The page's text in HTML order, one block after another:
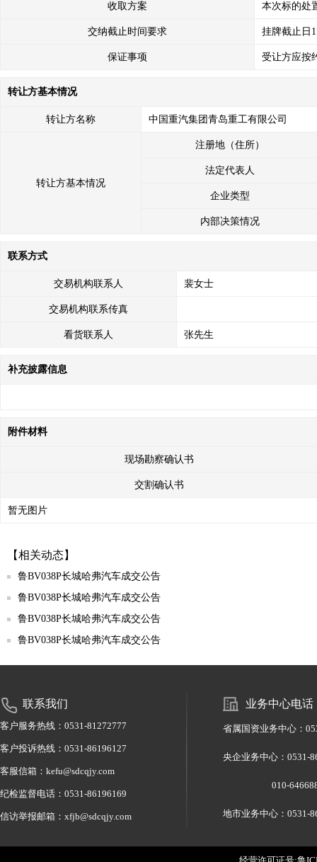
收取方案 本次标的处
交纳截止时间要求 挂牌截止日
保证事项 受让方应按
转让方基本情况
转让方名称 中国重汽集团青岛重工有限公司
转让方基本情况
注册地（住所）
法定代表人
企业类型
内部决策情况
联系方式
交易机构联系人 裴女士
交易机构联系传真
看货联系人 张先生
补充披露信息
附件材料
现场勘察确认书
交割确认书
暂无图片
【相关动态】
鲁BV038P长城哈弗汽车成交公告
鲁BV038P长城哈弗汽车成交公告
鲁BV038P长城哈弗汽车成交公告
鲁BV038P长城哈弗汽车成交公告
联系我们
客户服务热线：0531-81272777
客户投诉热线：0531-86196127
客服信箱：kefu@sdcqjy.com
纪检监督电话：0531-86196169
信访举报邮箱：xfjb@sdcqjy.com
业务中心电话
省属国资业务中心：
央企业务中心：
010-64668860
地市业务中心：0531-